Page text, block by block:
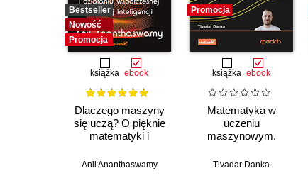
Bestseller
Nowość
Promocja
książka ebook
Dlaczego maszyny
się uczą? O pięknie
matematyki i
współczesnej
Anil Ananthaswamy
Promocja
książka ebook
Matematyka w
uczeniu
maszynowym.
liniową, rachunek
Tivadar Danka